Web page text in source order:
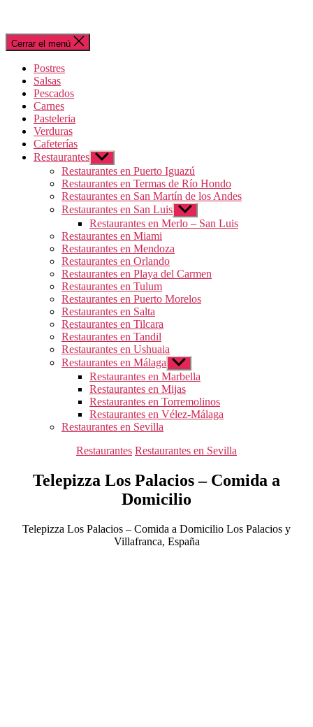
Cerrar el menú
Postres
Salsas
Pescados
Carnes
Pasteleria
Verduras
Cafeterías
Restaurantes Mostrar
el
submenú
Restaurantes en Puerto Iguazú
Restaurantes en Termas de Río Hondo
Restaurantes en San Martín de los Andes
Restaurantes en San Luis Mostrar
el
submenú
Restaurantes en Merlo – San Luis
Restaurantes en Miami
Restaurantes en Mendoza
Restaurantes en Orlando
Restaurantes en Playa del Carmen
Restaurantes en Tulum
Restaurantes en Puerto Morelos
Restaurantes en Salta
Restaurantes en Tilcara
Restaurantes en Tandil
Restaurantes en Ushuaia
Restaurantes en Málaga Mostrar
el
submenú
Restaurantes en Marbella
Restaurantes en Mijas
Restaurantes en Torremolinos
Restaurantes en Vélez-Málaga
Restaurantes en Sevilla
Categorías
Restaurantes Restaurantes en Sevilla
Telepizza Los Palacios – Comida a
Domicilio
Telepizza Los Palacios – Comida a Domicilio Los Palacios y
Villafranca, España